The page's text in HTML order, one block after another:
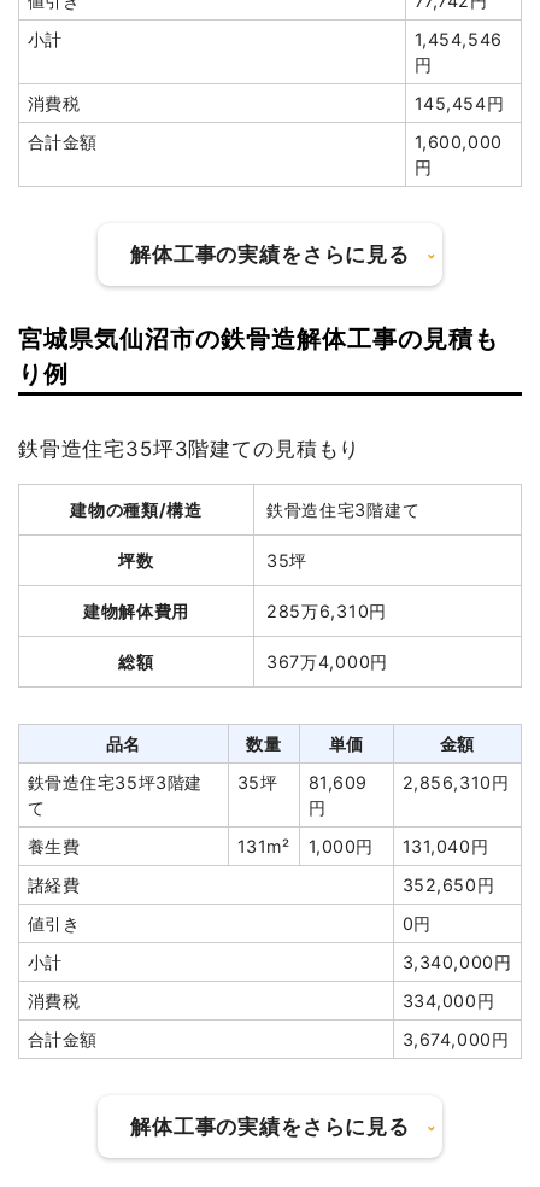
金額
木造住宅78坪2階建て
2,068,000円
養生費
300m² 1,300円
390,000円
室内残置物撤去
1式
150,000円
20,000円
消費税
352,000円
合計金額
3,872,000円
小計
1,454,546
円
消費税
145,454円
合計金額
1,600,000
円
解体工事の実績をさらに見る
建物の種類/構造
建物解体費用 292万1,216円
総額 385万円
軽量鉄骨造アパート107坪2
107坪
27,301
円
2,921,216
391,504円
値引き
0円
小計
円
消費税
350,000円
合計金額
3,850,000
円
坪数 53坪
宮城県気仙沼市の鉄骨造解体工事の見積も
り例
鉄骨造住宅35坪3階建ての見積もり
建物の種類/構造 鉄骨造住宅3階建て
坪数 35坪
建物解体費用 285万6,310円
総額 367万4,000円
品名 数量 単価
金額
鉄骨造住宅35坪3階建
て
35坪
81,609
円
2,856,310円
養生費 131m² 1,000円
131,040円
諸経費
352,650円
値引き
0円
小計
3,340,000円
消費税
334,000円
合計金額
3,674,000円
解体工事の実績をさらに見る